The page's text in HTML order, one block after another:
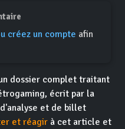
créez un compte afin
dossier complet traitant
écrit par la
et de billet
et réagir à cet article et